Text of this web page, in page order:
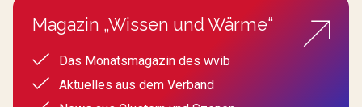
Magazin „Wissen und Wärme“
Das Monatsmagazin des wvib
Aktuelles aus dem Verband